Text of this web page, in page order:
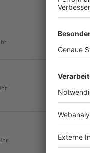
(SG1)